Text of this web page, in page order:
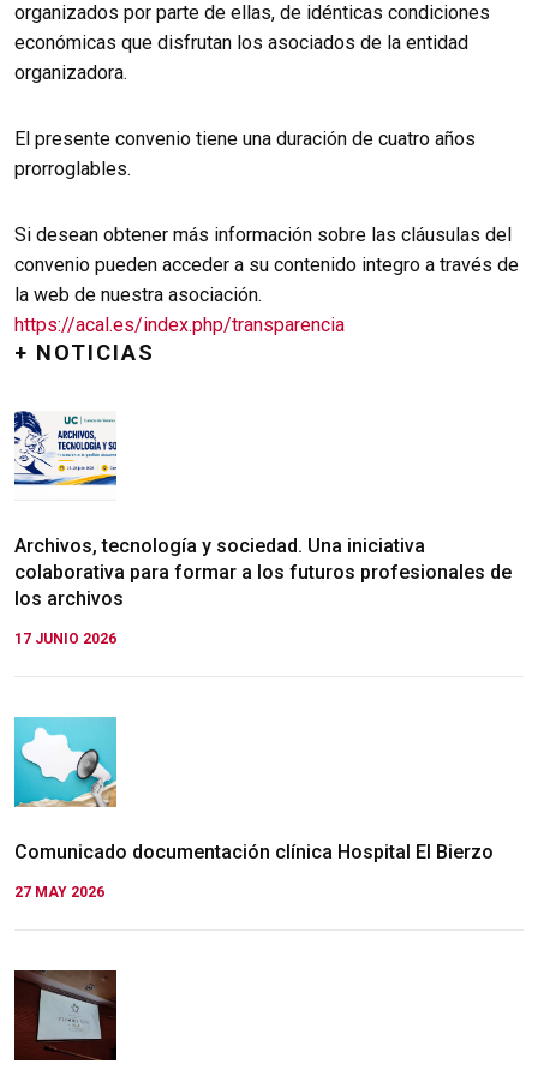
organizados por parte de ellas, de idénticas condiciones
económicas que disfrutan los asociados de la entidad
organizadora.
El presente convenio tiene una duración de cuatro años
prorroglables.
Si desean obtener más información sobre las cláusulas del
convenio pueden acceder a su contenido integro a través de
la web de nuestra asociación.
https://acal.es/index.php/transparencia
+ NOTICIAS
Archivos, tecnología y sociedad. Una iniciativa
colaborativa para formar a los futuros profesionales de
los archivos
17 JUNIO 2026
Comunicado documentación clínica Hospital El Bierzo
27 MAY 2026